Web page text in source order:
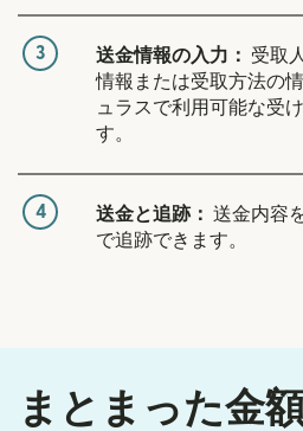
3 送金情報の入力：
受取
情報または受取方法の
ュラスで利用可能な受
す。
4 送金と追跡： 送金内容
で追跡できます。
まとまった金